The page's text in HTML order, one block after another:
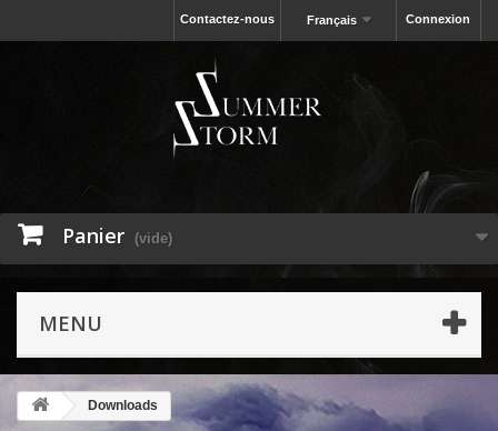
Connexion
Français
Contactez-nous
Panier (vide)
MENU
Downloads